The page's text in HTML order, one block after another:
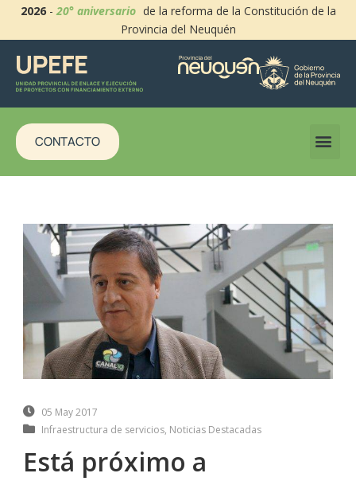
2026-20° aniversario de la reforma de la Constitución de la
Provincia del Neuquén
CONTACTO
05 May 2017
Infraestructura de servicios, Noticias Destacadas
Está próximo a